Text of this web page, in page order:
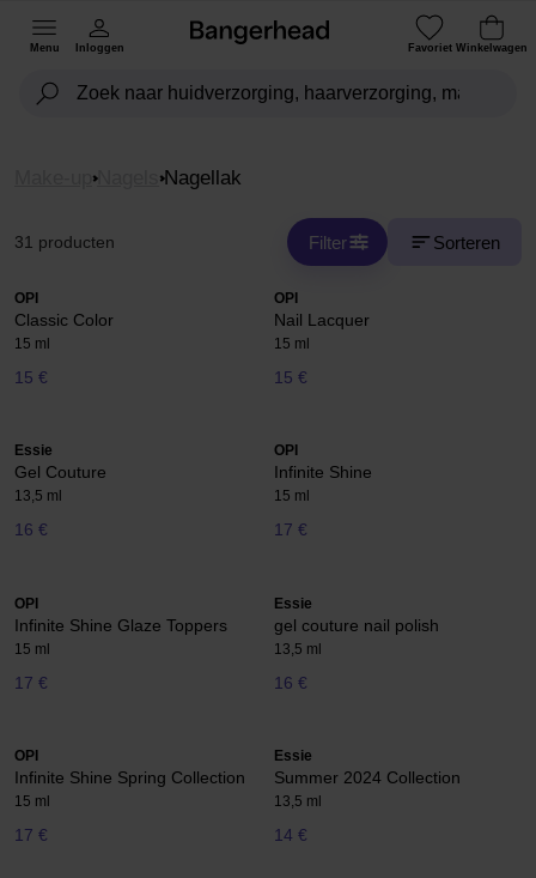
Menu Inloggen Favoriet Winkelwagen
Nagels Nagellak
31 producten Filter Sorteren
OPI
Classic Color
15 ml
15 €
OPI
Nail Lacquer
15 ml
15 €
Essie
Gel Couture
13,5 ml
16 €
OPI
Infinite Shine
15 ml
17 €
OPI
Infinite Shine Glaze Toppers
15 ml
17 €
Essie
gel couture nail polish
13,5 ml
16 €
OPI
Infinite Shine Spring Collection
15 ml
17 €
Essie
Summer 2024 Collection
13,5 ml
14 €